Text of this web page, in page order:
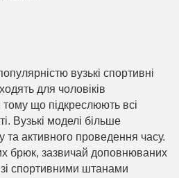
вузькі спортивні
для чоловіків
що підкреслюють всі
Вузькі моделі більше
та активного проведення часу.
брюк, зазвичай доповнюваних
спортивними штанами